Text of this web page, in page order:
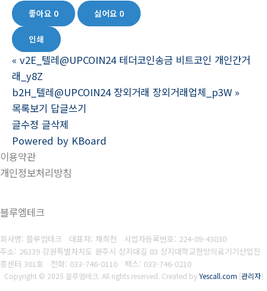
좋아요 0 싫어요 0
인쇄
« v2E_텔레@UPCOIN24 테더코인송금 비트코인 개인간거
래_y8Z
b2H_텔레@UPCOIN24 장외거래 장외거래업체_p3W »
목록보기 답글쓰기
글수정 글삭제
Powered by KBoard
이용약관
개인정보처리방침
블루엠테크
회사명: 블루엠테크 대표자: 채희천 사업자등록번호: 224-09-43030
주소: 26339 강원특별자치도 원주시 상지대길 83 상지대학교한방의료기기산업진
흥센터 301호 전화: 033-746-0110 팩스: 033-746-0210
Copyright © 2025 블루엠테크. All rights reserved. Created byYescall.com [관리자]